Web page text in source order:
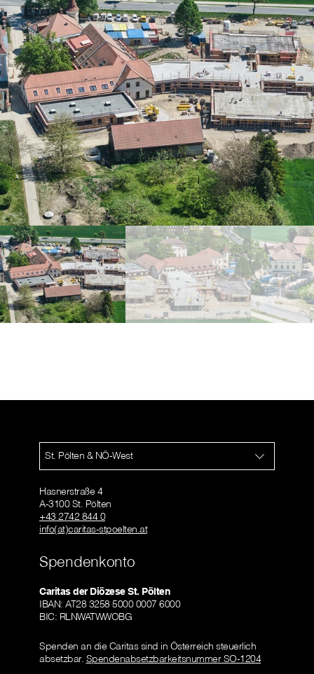
St. Pölten & NÖ-West
Hasnerstraße 4
A-3100 St. Pölten
+43 2742 844 0
info(at)caritas-stpoelten.at
Spendenkonto
Caritas der Diözese St. Pölten
IBAN: AT28 3258 5000 0007 6000
BIC: RLNWATWWOBG
Spenden an die Caritas sind in Österreich steuerlich
absetzbar. Spendenabsetzbarkeitsnummer SO-1204